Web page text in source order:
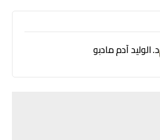
د. الوليد آدم مادبو